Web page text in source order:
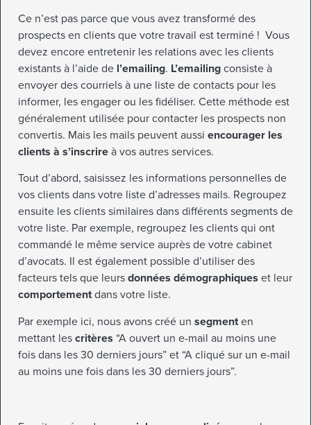
Ce n’est pas parce que vous avez transformé des
prospects en clients que votre travail est terminé ! Vous
devez encore entretenir les relations avec les clients
existants à l’aide de l’emailing. L’emailing consiste à
envoyer des courriels à une liste de contacts pour les
informer, les engager ou les fidéliser. Cette méthode est
généralement utilisée pour contacter les prospects non
convertis. Mais les mails peuvent aussi encourager les
clients à s’inscrire à vos autres services.
Tout d’abord, saisissez les informations personnelles de
vos clients dans votre liste d’adresses mails. Regroupez
ensuite les clients similaires dans différents segments de
votre liste. Par exemple, regroupez les clients qui ont
commandé le même service auprès de votre cabinet
d’avocats. Il est également possible d’utiliser des
facteurs tels que leurs données démographiques et leur
comportementdans votre liste.
Par exemple ici, nous avons créé un segmenten
mettant les critères “A ouvert un e-mail au moins une
fois dans les 30 derniers jours” et “A cliqué sur un e-mail
au moins une fois dans les 30 derniers jours”.